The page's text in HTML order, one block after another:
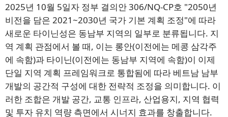
2025년 10월 5일자 정부 결의안 306/NQ-CP호 "2050년
비전을 담은 2021~2030년 국가 기본 계획 조정"에 따라
새로운 타이닌성은 동남부 지역의 일부로 분류됩니다. 지
역 계획 관점에서 볼 때, 이는 롱안(이전에는 메콩 삼각주
에 속함)과 타이닌(이전에는 동남부 지역에 속함)이 이제
단일 지역 계획 프레임워크로 통합됨에 따라 베트남 남부
개발의 공간적 구성에 대한 전략적 조정을 의미합니다. 이
러한 조합은 개발 공간, 교통 인프라, 산업용지, 지역 협력
및 투자 유치 역량 측면에서 시너지 효과를 창출합니다.